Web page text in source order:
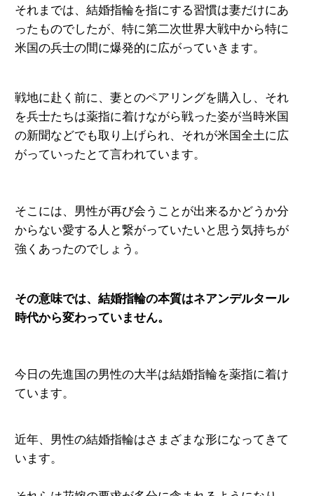
それまでは、結婚指輪を指にする習慣は妻だけにあ
ったものでしたが、特に第二次世界大戦中から特に
米国の兵士の間に爆発的に広がっていきます。
戦地に赴く前に、妻とのペアリングを購入し、それ
を兵士たちは薬指に着けながら戦った姿が当時米国
の新聞などでも取り上げられ、それが米国全土に広
がっていったとて言われています。
そこには、男性が再び会うことが出来るかどうか分
からない愛する人と繋がっていたいと思う気持ちが
強くあったのでしょう。
その意味では、結婚指輪の本質はネアンデルタール
時代から変わっていません。
今日の先進国の男性の大半は結婚指輪を薬指に着け
ています。
近年、男性の結婚指輪はさまざまな形になってきて
います。